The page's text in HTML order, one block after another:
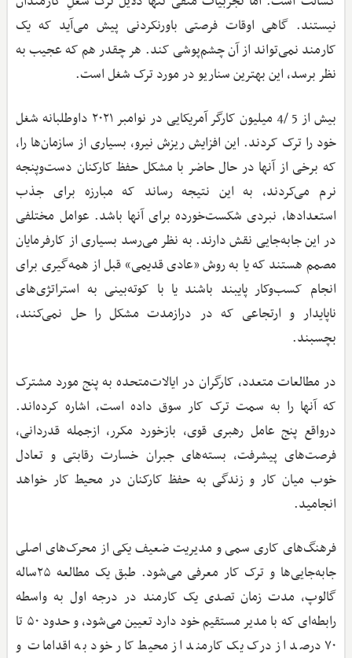
نیستند. گاهی اوقات فرصتی باورنکردنی پیش می‌آید که یک
کارمند نمی‌تواند از آن چشم‌پوشی کند. هر چقدر هم که عجیب به
نظر برسد، این بهترین سناریو در مورد ترک شغل است.
بیش از 5 /4 میلیون کارگر آمریکایی در نوامبر ۲۰۲۱ داوطلبانه شغل
خود را ترک کردند. این افزایش ریزش نیرو، بسیاری از سازمان‌ها را،
که برخی از آنها در حال حاضر با مشکل حفظ کارکنان دست‌وپنجه
نرم می‌کردند، به این نتیجه رساند که مبارزه برای جذب
استعدادها، نبردی شکست‌خورده برای آنها باشد. عوامل مختلفی
در این جابه‌جایی نقش دارند. به نظر می‌رسد بسیاری از کارفرمایان
مصمم هستند که یا به روش «عادی قدیمی» قبل از همه‌گیری برای
انجام کسب‌وکار پایبند باشند یا با کوته‌بینی به استراتژی‌های
ناپایدار و ارتجاعی که در درازمدت مشکل را حل نمی‌کنند،
بچسبند.
در مطالعات متعدد، کارگران در ایالات‌متحده به پنج مورد مشترک
که آنها را به سمت ترک کار سوق داده است، اشاره کرده‌اند.
درواقع پنج عامل رهبری قوی، بازخورد مکرر، ازجمله قدردانی،
فرصت‌های پیشرفت، بسته‌های جبران خسارت رقابتی و تعادل
خوب میان کار و زندگی به حفظ کارکنان در محیط کار خواهد
انجامید.
فرهنگ‌های کاری سمی و مدیریت ضعیف یکی از محرک‌های اصلی
جابه‌جایی‌ها و ترک کار معرفی می‌شود. طبق یک مطالعه ۲۵ساله
گالوپ، مدت زمان تصدی یک کارمند در درجه اول به واسطه
رابطه‌ای که با مدیر مستقیم خود دارد تعیین می‌شود، و حدود ۵۰ تا
۷۰ درصد از درک یک کارمند از محیط کار خود به اقدامات و